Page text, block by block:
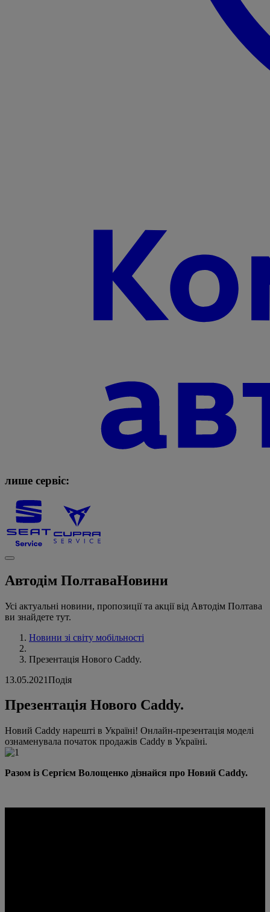
лише сервіс:
Автодім ПолтаваНовини
Усі актуальні новини, пропозиції та акції від Автодім Полтава
ви знайдете тут.
Новини зі світу мобільності
Презентація Нового Сaddy.
13.05.2021Подія
Презентація Нового Сaddy.
Новий Caddy нарешті в Україні! Онлайн-презентація моделі
ознаменувала початок продажів Сaddy в Україні.
Разом із Сергієм Волощенко дізнайся про Новий Caddy.